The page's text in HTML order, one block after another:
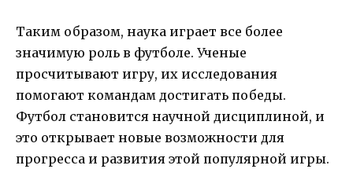
Таким образом, наука играет все более
значимую роль в футболе. Ученые
просчитывают игру, их исследования
помогают командам достигать победы.
Футбол становится научной дисциплиной, и
это открывает новые возможности для
прогресса и развития этой популярной игры.